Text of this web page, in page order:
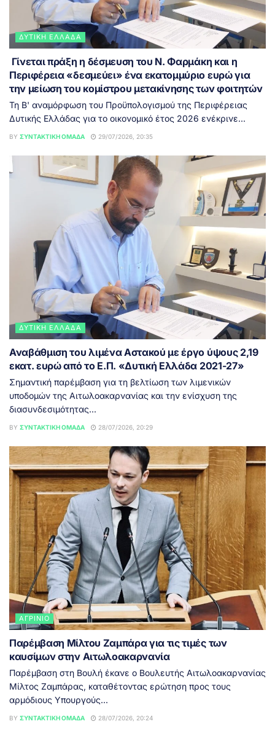
ΔΥΤΙΚΉ ΕΛΛΆΔΑ
Γίνεται πράξη η δέσμευση του Ν. Φαρμάκη και η
Περιφέρεια «δεσμεύει» ένα εκατομμύριο ευρώ για
την μείωση του κομίστρου μετακίνησης των φοιτητών
Τη Β' αναμόρφωση του Προϋπολογισμού της Περιφέρειας
Δυτικής Ελλάδας για το οικονομικό έτος 2026 ενέκρινε...
BY ΣΥΝΤΑΚΤΙΚΉ ΟΜΆΔΑ 29/07/2026, 20:35
ΔΥΤΙΚΉ ΕΛΛΆΔΑ
Αναβάθμιση του λιμένα Αστακού με έργο ύψους 2,19
εκατ. ευρώ από το Ε.Π. «Δυτική Ελλάδα 2021-27»
Σημαντική παρέμβαση για τη βελτίωση των λιμενικών
υποδομών της Αιτωλοακαρνανίας και την ενίσχυση της
διασυνδεσιμότητας...
BY ΣΥΝΤΑΚΤΙΚΉ ΟΜΆΔΑ 28/07/2026, 20:29
ΑΓΡΊΝΙΟ
Παρέμβαση Μίλτου Ζαμπάρα για τις τιμές των
καυσίμων στην Αιτωλοακαρνανία
Παρέμβαση στη Βουλή έκανε ο Βουλευτής Αιτωλοακαρνανίας
Μίλτος Ζαμπάρας, καταθέτοντας ερώτηση προς τους
αρμόδιους Υπουργούς...
BY ΣΥΝΤΑΚΤΙΚΉ ΟΜΆΔΑ 28/07/2026, 20:24